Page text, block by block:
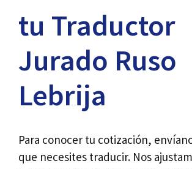
tu Traductor
Jurado Ruso
Lebrija
Para conocer tu cotización,
que necesites traducir. Nos